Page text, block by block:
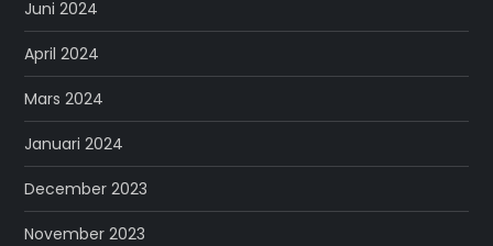
Juni 2024
April 2024
Mars 2024
Januari 2024
December 2023
November 2023